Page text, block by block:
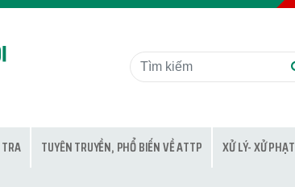
TUYÊN TRUYỀN, PHỔ BIẾN VỀ ATTP XỬ LÝ- XỬ PHẠT